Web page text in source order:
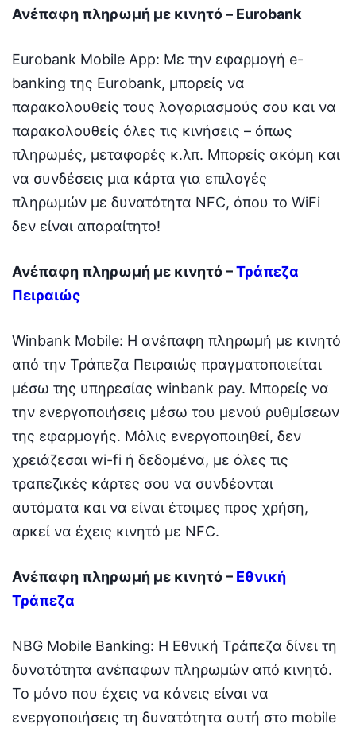
Ανέπαφη πληρωμή με κινητό – Eurobank
Eurobank Mobile App: Με την εφαρμογή e-
banking της Eurobank, μπορείς να
παρακολουθείς τους λογαριασμούς σου και να
παρακολουθείς όλες τις κινήσεις – όπως
πληρωμές, μεταφορές κ.λπ. Μπορείς ακόμη και
να συνδέσεις μια κάρτα για επιλογές
πληρωμών με δυνατότητα NFC, όπου το WiFi
δεν είναι απαραίτητο!
Ανέπαφη πληρωμή με κινητό –Τράπεζα
Πειραιώς
Winbank Mobile: Η ανέπαφη πληρωμή με κινητό
από την Τράπεζα Πειραιώς πραγματοποιείται
μέσω της υπηρεσίας winbank pay. Μπορείς να
την ενεργοποιήσεις μέσω του μενού ρυθμίσεων
της εφαρμογής. Μόλις ενεργοποιηθεί, δεν
χρειάζεσαι wi-fi ή δεδομένα, με όλες τις
τραπεζικές κάρτες σου να συνδέονται
αυτόματα και να είναι έτοιμες προς χρήση,
αρκεί να έχεις κινητό με NFC.
Ανέπαφη πληρωμή με κινητό – Εθνική
Τράπεζα
NBG Mobile Banking: Η Εθνική Τράπεζα δίνει τη
δυνατότητα ανέπαφων πληρωμών από κινητό.
Το μόνο που έχεις να κάνεις είναι να
ενεργοποιήσεις τη δυνατότητα αυτή στο mobile